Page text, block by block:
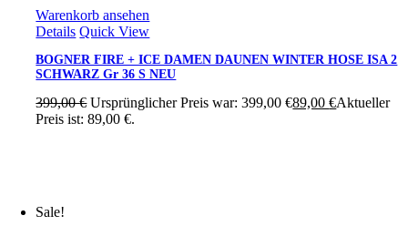
Warenkorb ansehen
Details Quick View
BOGNER FIRE + ICE DAMEN DAUNEN WINTER HOSE ISA 2
SCHWARZ Gr 36 S NEU
399,00€ Ursprünglicher Preis war: 399,00 €89,00€Aktueller
Preis ist: 89,00 €.
Sale!